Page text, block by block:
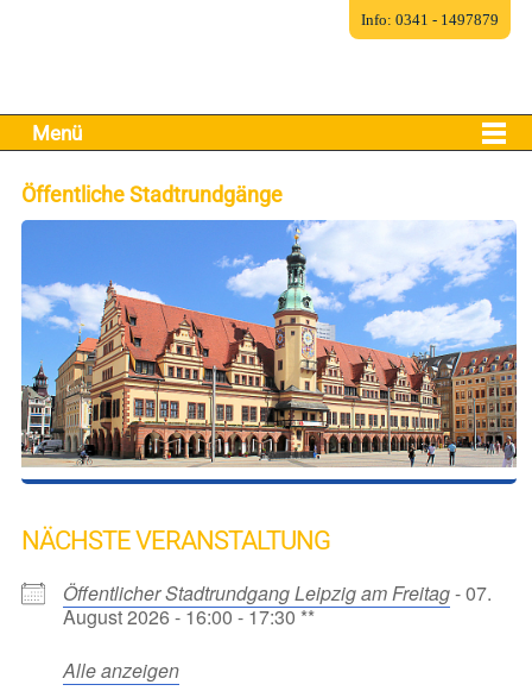
Menü
Öffentliche Stadtrundgänge
NÄCHSTE VERANSTALTUNG
Öffentlicher Stadtrundgang Leipzig am Freitag- 07.
August 2026 - 16:00 - 17:30 **
Alle anzeigen
Info: 0341 - 1497879